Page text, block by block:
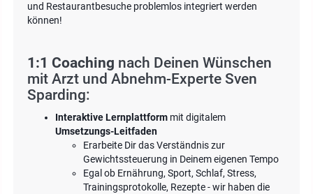
und Restaurantbesuche problemlos integriert werden
können!
1:1 Coaching nach Deinen Wünschen
mit Arzt und Abnehm-Experte Sven
Sparding:
Interaktive Lernplattform mit digitalem
Umsetzungs-Leitfaden
Erarbeite Dir das Verständnis zur
Gewichtssteuerung in Deinem eigenen Tempo
Egal ob Ernährung, Sport, Schlaf, Stress,
Trainingsprotokolle, Rezepte - wir haben die